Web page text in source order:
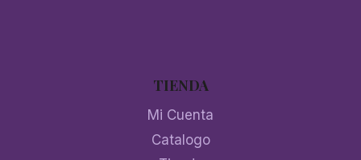
TIENDA
Mi Cuenta
Catalogo